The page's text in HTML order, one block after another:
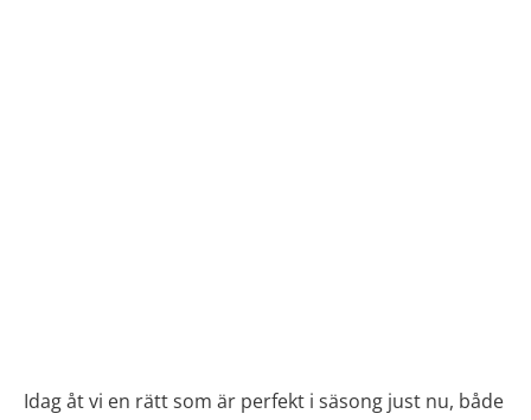
Idag åt vi en rätt som är perfekt i säsong just nu, både